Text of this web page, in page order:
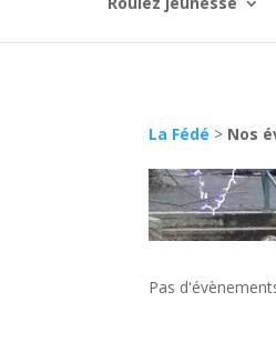
La Fédé > Nos
Pas